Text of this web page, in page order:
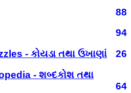
88
94
- કોયડા તથા ઉખાણાં
26
- શબ્દકોશ તથા
64